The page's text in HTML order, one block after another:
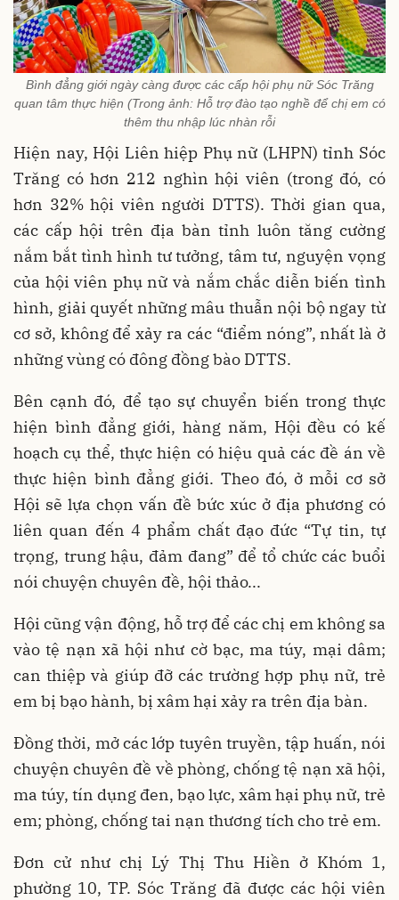
Bình đẳng giới ngày càng được các cấp hội phụ nữ Sóc Trăng
quan tâm thực hiện (Trong ảnh: Hỗ trợ đào tạo nghề để chị em có
thêm thu nhập lúc nhàn rỗi
Hiện nay, Hội Liên hiệp Phụ nữ (LHPN) tỉnh Sóc
Trăng có hơn 212 nghìn hội viên (trong đó, có
hơn 32% hội viên người DTTS). Thời gian qua,
các cấp hội trên địa bàn tỉnh luôn tăng cường
nắm bắt tình hình tư tưởng, tâm tư, nguyện vọng
của hội viên phụ nữ và nắm chắc diễn biến tình
hình, giải quyết những mâu thuẫn nội bộ ngay từ
cơ sở, không để xảy ra các “điểm nóng”, nhất là ở
những vùng có đông đồng bào DTTS.
Bên cạnh đó, để tạo sự chuyển biến trong thực
hiện bình đẳng giới, hàng năm, Hội đều có kế
hoạch cụ thể, thực hiện có hiệu quả các đề án về
thực hiện bình đẳng giới. Theo đó, ở mỗi cơ sở
Hội sẽ lựa chọn vấn đề bức xúc ở địa phương có
liên quan đến 4 phẩm chất đạo đức “Tự tin, tự
trọng, trung hậu, đảm đang” để tổ chức các buổi
nói chuyện chuyên đề, hội thảo...
Hội cũng vận động, hỗ trợ để các chị em không sa
vào tệ nạn xã hội như cờ bạc, ma túy, mại dâm;
can thiệp và giúp đỡ các trường hợp phụ nữ, trẻ
em bị bạo hành, bị xâm hại xảy ra trên địa bàn.
Đồng thời, mở các lớp tuyên truyền, tập huấn, nói
chuyện chuyên đề về phòng, chống tệ nạn xã hội,
ma túy, tín dụng đen, bạo lực, xâm hại phụ nữ, trẻ
em; phòng, chống tai nạn thương tích cho trẻ em.
Đơn cử như chị Lý Thị Thu Hiền ở Khóm 1,
phường 10, TP. Sóc Trăng đã được các hội viên